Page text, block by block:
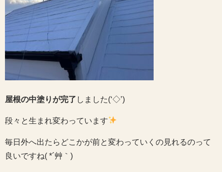
屋根の中塗りが完了 しました(‘◇’)ゞ
段々と生まれ変わっています
毎日外へ出たらどこかが前と変わっていくの見れるのって
良いですね( *´艸｀)